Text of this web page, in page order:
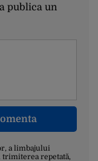
publica un
a limbajului
trimiterea repetată,